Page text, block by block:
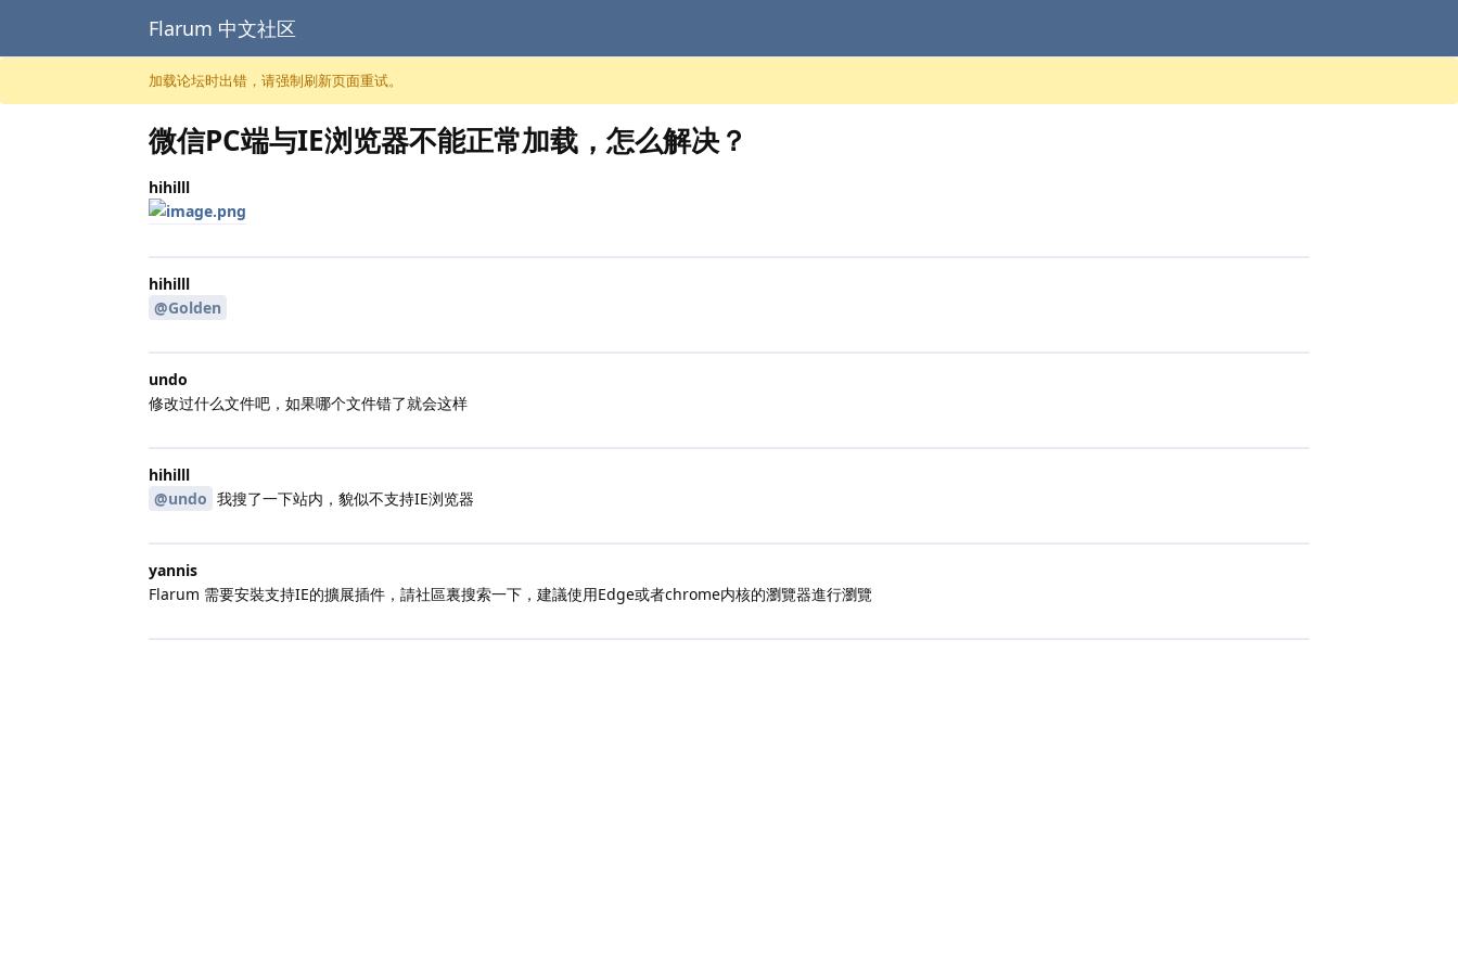
跳至内容
Flarum 中文社区
加载论坛时出错，请强制刷新页面重试。
微信PC端与IE浏览器不能正常加载，怎么解决？
hihilll
hihilll
@Golden
undo
修改过什么文件吧，如果哪个文件错了就会这样
hihilll
@undo 我搜了一下站内，貌似不支持IE浏览器
yannis
Flarum 需要安裝支持IE的擴展插件，請社區裏搜索一下，建議使用Edge或者chrome内核的瀏覽器進行瀏覽